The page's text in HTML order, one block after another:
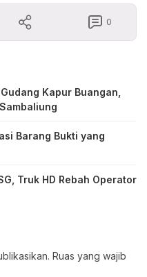
0
Kapur Buangan,
Barang Bukti yang
Truk HD Rebah Operator
Ruas yang wajib